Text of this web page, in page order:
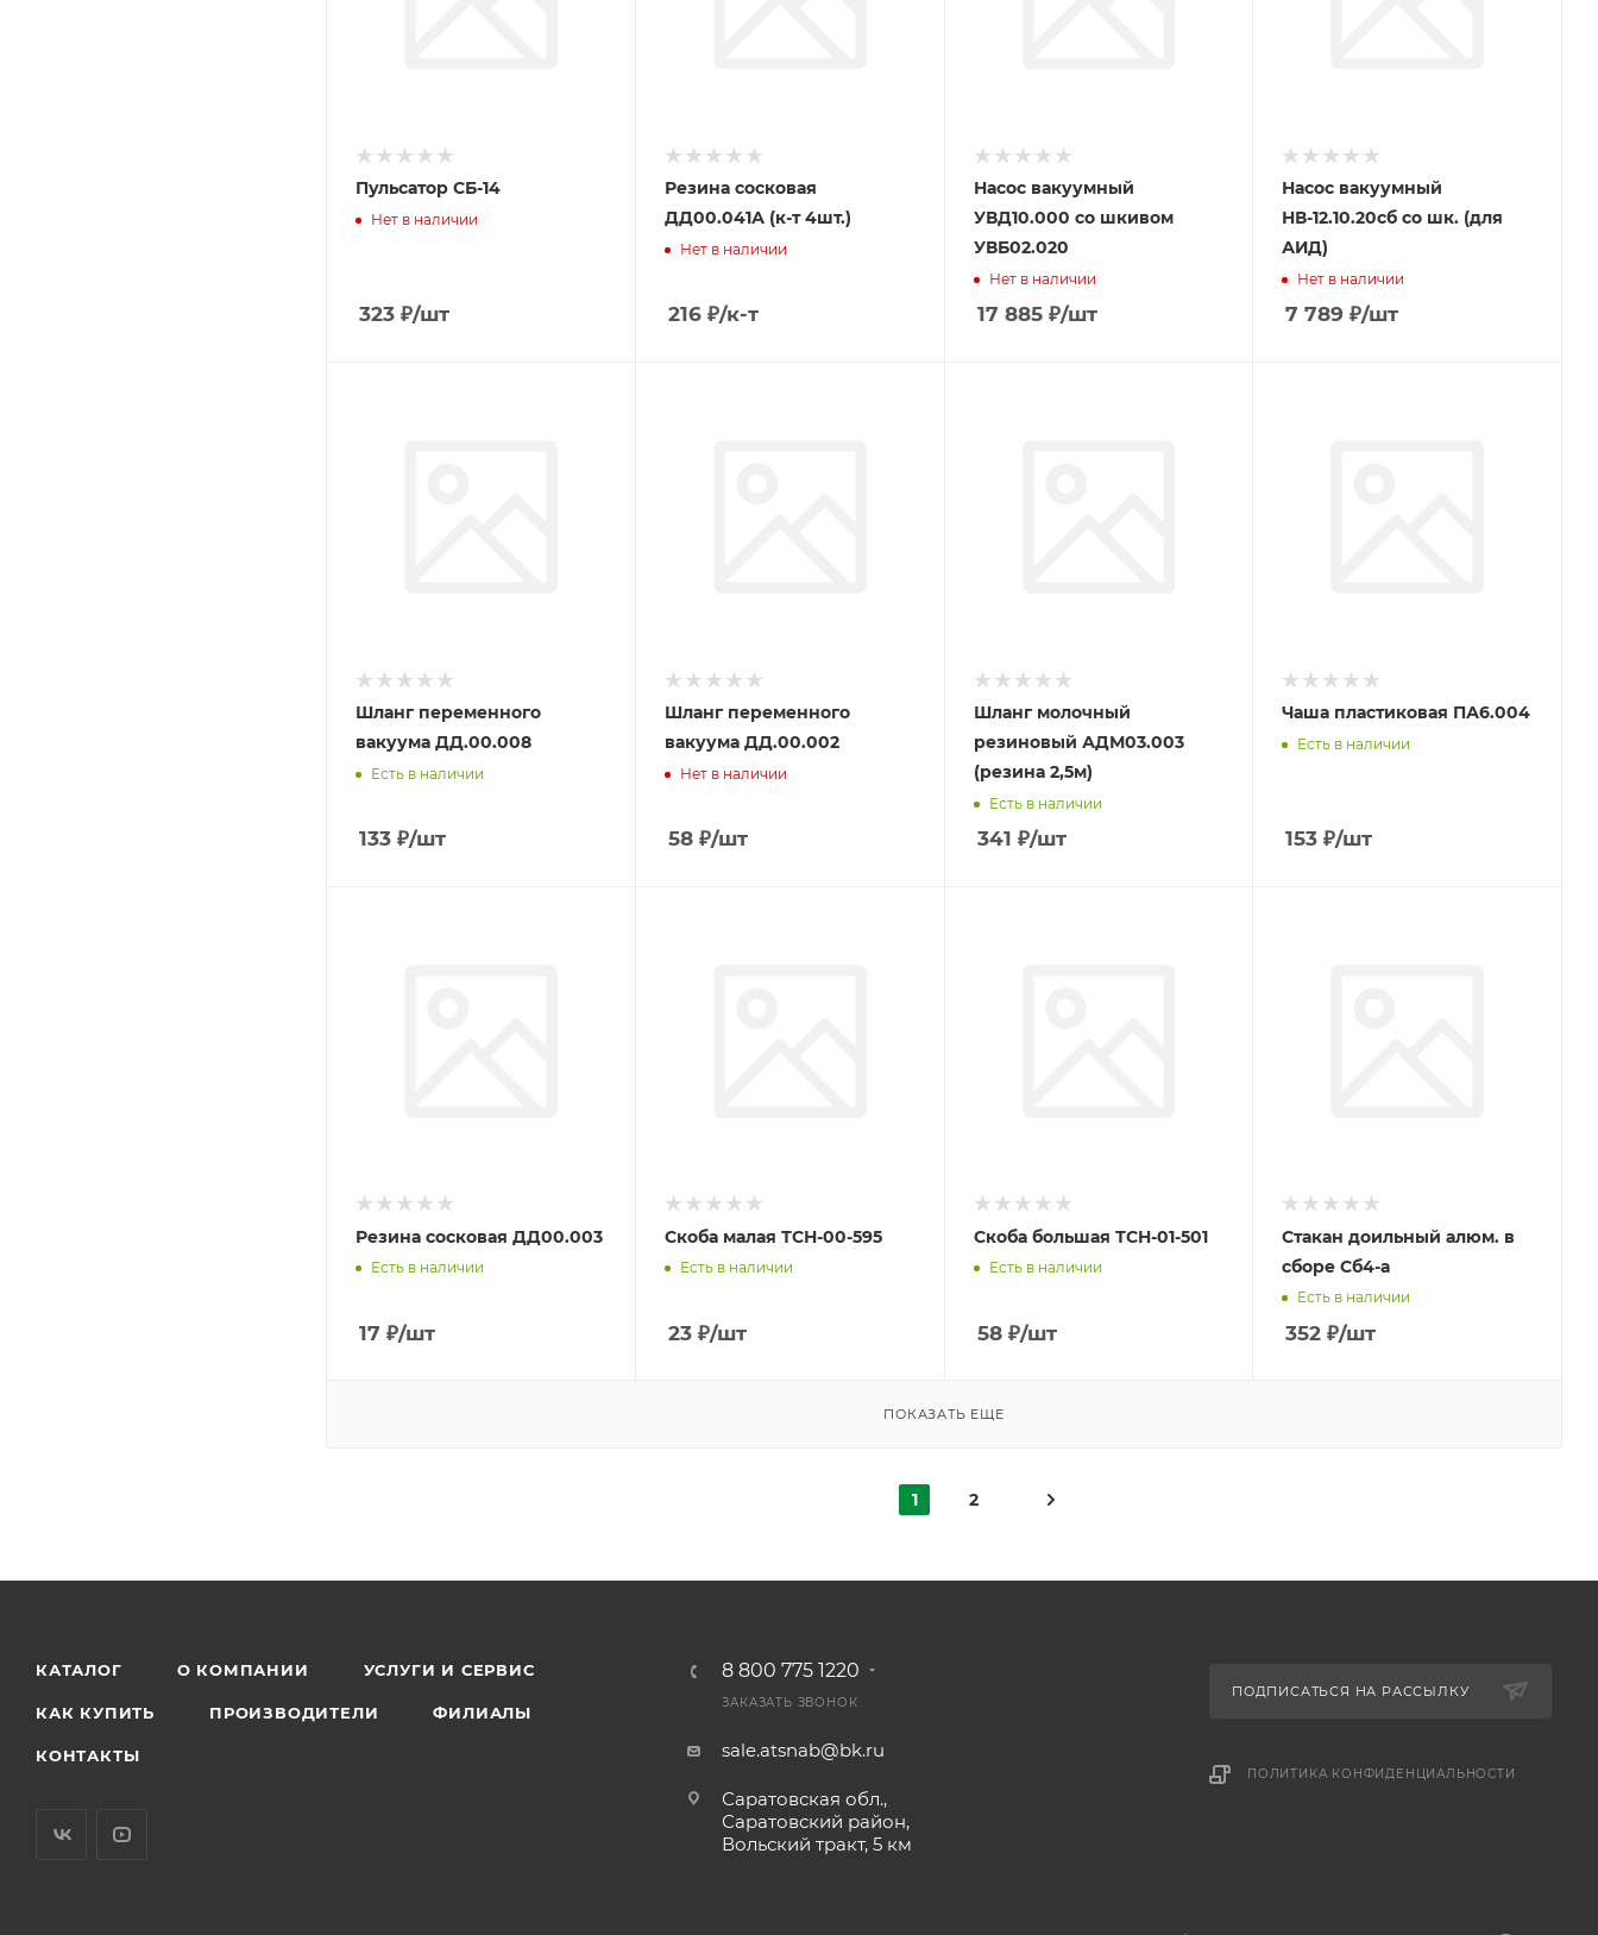
Пульсатор СБ-14
Нет в наличии
323 ₽/шт
Резина сосковая
ДД00.041А (к-т 4шт.)
Нет в наличии
216₽/к-т
Насос вакуумный
УВД10.000 со шкивом
УВБ02.020
Нет в наличии
17 885₽/шт
Насос вакуумный
НВ-12.10.20сб со шк. (для
АИД)
Нет в наличии
7 789 ₽/шт
Шланг переменного
вакуума ДД.00.008
Есть в наличии
133 ₽/шт
Шланг переменного
вакуума ДД.00.002
Нет в наличии
58₽/шт
Шланг молочный
резиновый АДМ03.003
(резина 2,5м)
Есть в наличии
341 ₽/шт
Чаша пластиковая ПА6.004
Есть в наличии
153 ₽/шт
Резина сосковая ДД00.003
Есть в наличии
17 ₽/шт
Скоба малая ТСН-00-595
Есть в наличии
23₽/шт
Скоба большая ТСН-01-501
Есть в наличии
58₽/шт
Стакан доильный алюм. в
сборе Сб4-а
Есть в наличии
352 ₽/шт
ПОКАЗАТЬ ЕЩЕ
1 2
КАТАЛОГ О КОМПАНИИ УСЛУГИ И СЕРВИС
КАК КУПИТЬ ПРОИЗВОДИТЕЛИ ФИЛИАЛЫ
КОНТАКТЫ
8 800 775 1220
ЗАКАЗАТЬ ЗВОНОК
sale.atsnab@bk.ru
Саратовская обл.,
Саратовский район,
Вольский тракт, 5 км
ПОДПИСАТЬСЯ НА РАССЫЛКУ
ПОЛИТИКА КОНФИДЕНЦИАЛЬНОСТИ